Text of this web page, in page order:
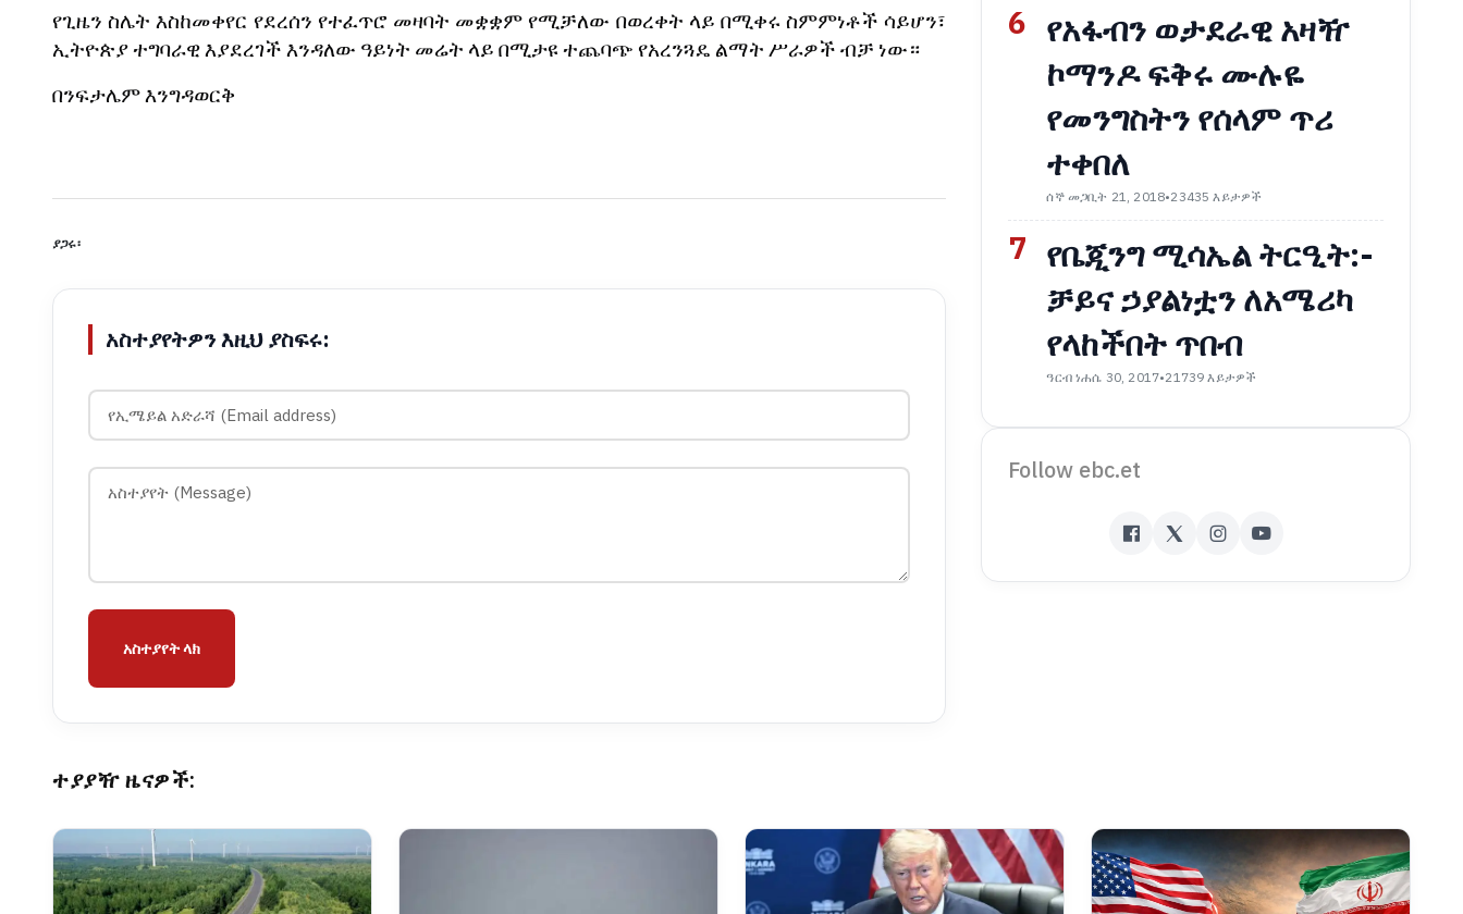
የጊዜን ስሌት እስከመቀየር የደረሰን የተፈጥሮ መዛባት መቋቋም የሚቻለው በወረቀት ላይ በሚቀሩ ስምምነቶች ሳይሆን፣
ኢትዮጵያተግባራዊእያደረገች እንዳለው ዓይነት መሬት ላይ በሚታዩተጨባጭ የአረንጓዴ ልማት ሥራዎች ብቻ ነው።
በንፍታሌምእንግዳወርቅ
ያጋሩ፡
አስተያየትዎን እዚህ ያስፍሩ:
አስተያየት ላክ
6 የአፋብን ወታደራዊ አዛዥ
ኮማንዶ ፍቅሩ ሙሉዬ
የመንግስትን የሰላም ጥሪ
ተቀበለ
ሰኞ መጋቢት 21, 2018•23435 እይታዎች
7 የቤጂንግ ሚሳኤል ትርዒት:-
ቻይና ኃያልነቷን ለአሜሪካ
የላከችበት ጥበብ
ዓርብ ነሐሴ 30, 2017•21739 እይታዎች
Follow ebc.et
ተያያዥ ዜናዎች: